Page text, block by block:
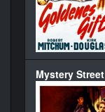
Mystery Street